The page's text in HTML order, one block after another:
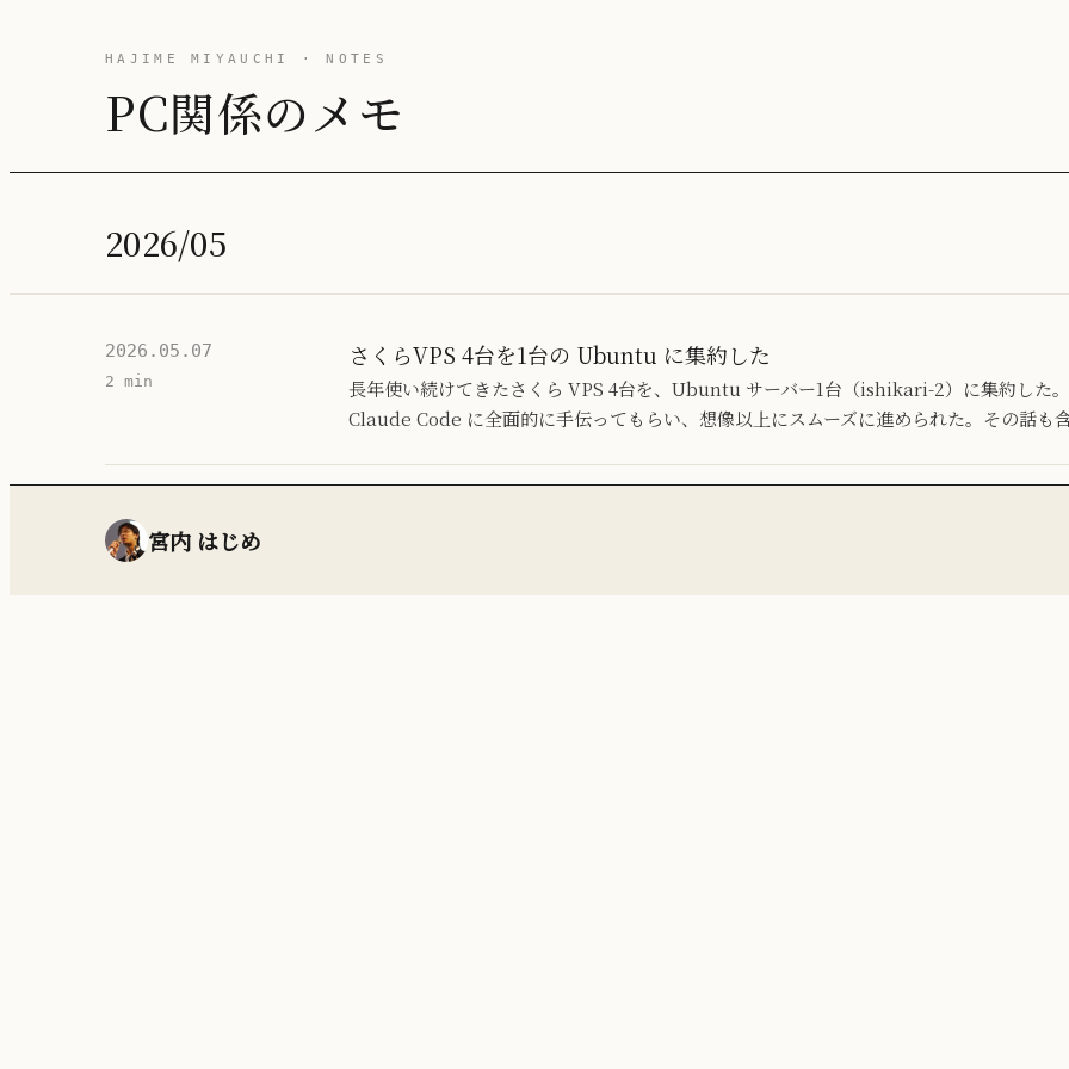
HAJIME MIYAUCHI · NOTES
PC関係のメモ
2026/05
2026.05.07
2 min
さくらVPS 4台を1台の Ubuntu に集約した
長年使い続けてきたさくら VPS 4台を、Ubuntu サーバー1台（ishikari-2）に集約した
Claude Code に全面的に手伝ってもらい、想像以上にスムーズに進められた。その話も
宮内 はじめ